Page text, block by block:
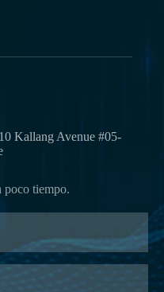
Kallang Avenue #05-
poco tiempo.